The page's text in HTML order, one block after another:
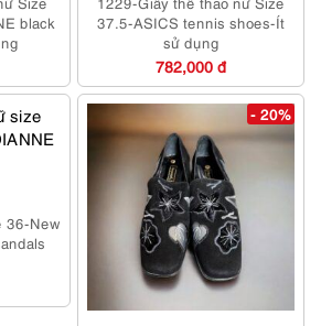
black
37.5-ASICS tennis shoes-Ít
sử dụng
782,000 đ
36-New
- 20%